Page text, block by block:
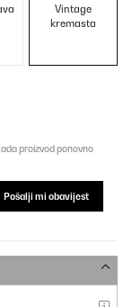
Vintage
kremasta
proizvod ponovno
Pošalji mi obavijest